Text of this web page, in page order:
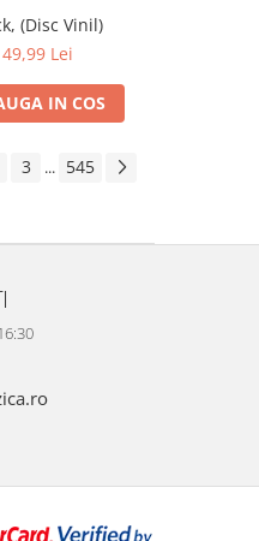
(Disc Vinil)
49,99 Lei
IN COS
3 ... 545